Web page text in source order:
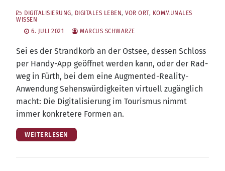
DIGITALISIERUNG, DIGITALES LEBEN, VOR ORT, KOMMUNALES
WISSEN
6. JULI 2021
MARCUS SCHWARZE
Sei es der Strand­korb an der Ost­see, des­sen Schloss
per Han­dy-App geöff­net wer­den kann, oder der Rad­
weg in Fürth, bei dem eine Aug­men­ted-Rea­li­ty-
Anwen­dung Sehens­wür­dig­kei­ten vir­tu­ell zugäng­lich
macht: Die Digi­ta­li­sie­rung im Tou­ris­mus nimmt
immer kon­kre­te­re For­men an.
WEITERLESEN